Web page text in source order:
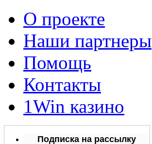
О проекте
Наши партнеры
Помощь
Контакты
1Win казино
Подписка на рассылку